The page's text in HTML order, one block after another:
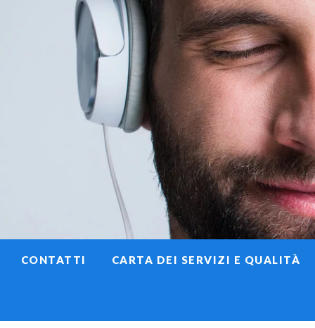
CONTATTI CARTA DEI SERVIZI E QUALITÀ